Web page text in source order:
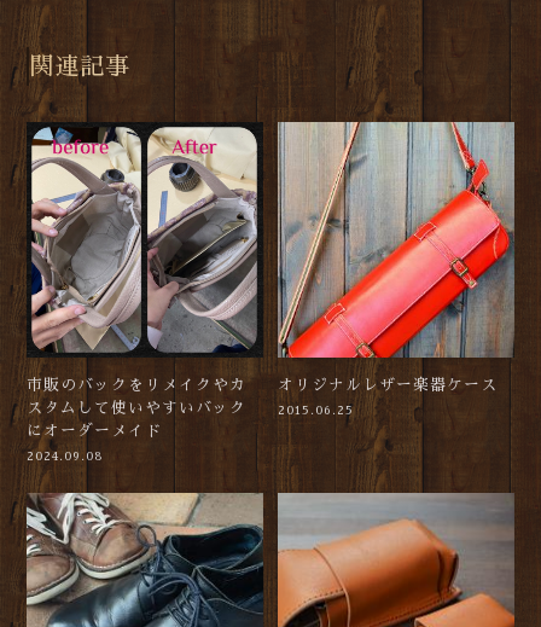
関連記事
市販のバックをリメイクやカ
スタムして使いやすいバック
にオーダーメイド
2024.09.08
オリジナルレザー楽器ケース
2015.06.25